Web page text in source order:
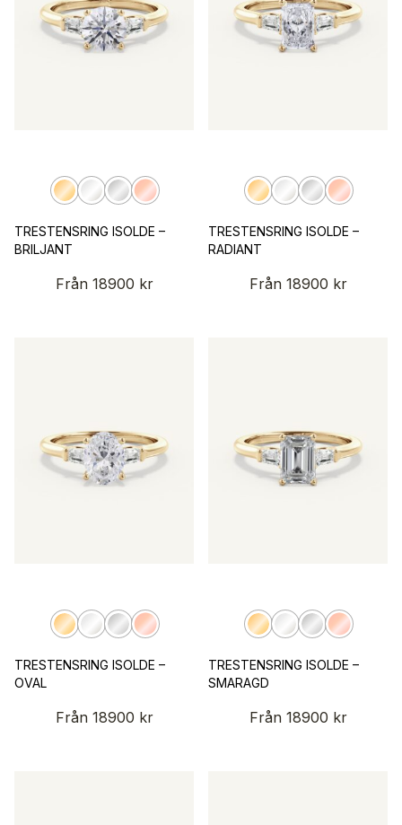
TRESTENSRING ISOLDE –
BRILJANT
Från 18900 kr
TRESTENSRING ISOLDE –
RADIANT
Från 18900 kr
TRESTENSRING ISOLDE –
OVAL
Från 18900 kr
TRESTENSRING ISOLDE –
SMARAGD
Från 18900 kr